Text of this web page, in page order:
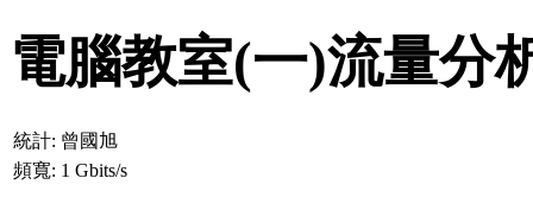
電腦教室(一)流量分
統計: 曾國旭
頻寬: 1 Gbits/s